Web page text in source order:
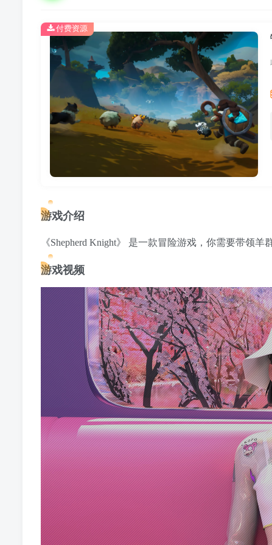
付费资源
游戏介绍
《Shepherd Knight》 是一款冒险游戏，你需要带领
游戏视频